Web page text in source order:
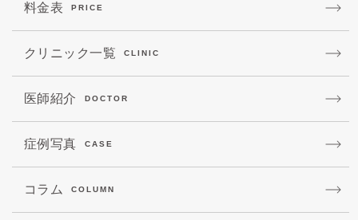
料金表 PRICE
クリニック一覧 CLINIC
医師紹介 DOCTOR
症例写真 CASE
コラム COLUMN